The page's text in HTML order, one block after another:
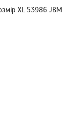
XL 53986 JBM